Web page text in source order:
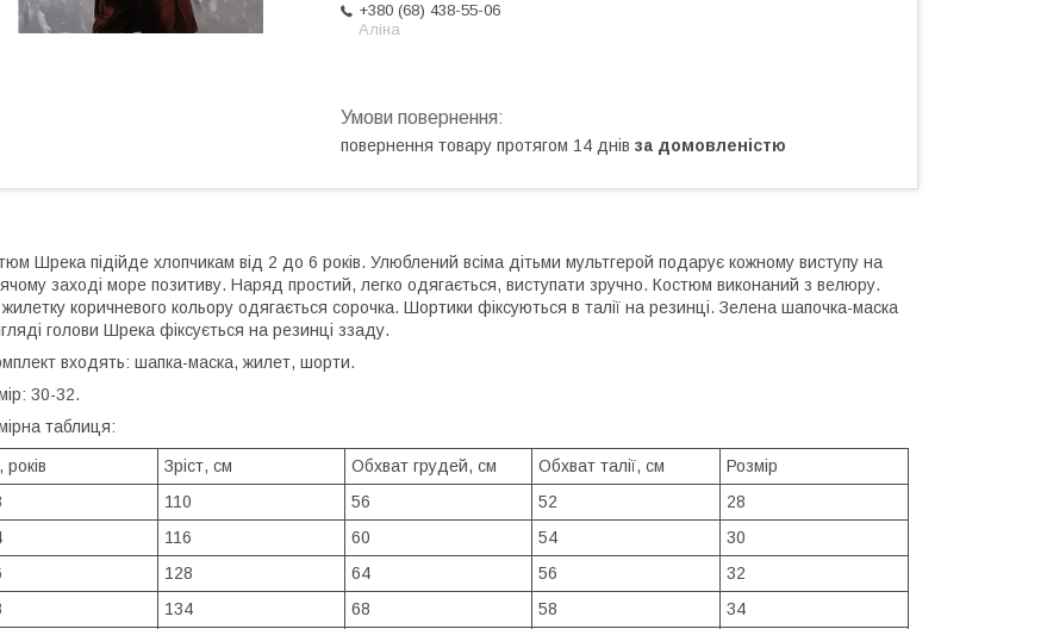
+380 (68) 438-55-06
Аліна
повернення товару протягом 14 днів за домовленістю
Шрека підійде хлопчикам від 2 до 6 років. Улюблений всіма дітьми мультгерой подарує кожному виступу на
заході море позитиву. Наряд простий, легко одягається, виступати зручно. Костюм виконаний з велюру.
коричневого кольору одягається сорочка. Шортики фіксуються в талії на резинці. Зелена шапочка-маска
голови Шрека фіксується на резинці ззаду.
входять: шапка-маска, жилет, шорти.
30-32.
таблиця:
років Зріст, см Обхват грудей, см Обхват талії, см
Розмір
110 56 52
28
116 60 54
30
128 64 56
32
134 68 58
34